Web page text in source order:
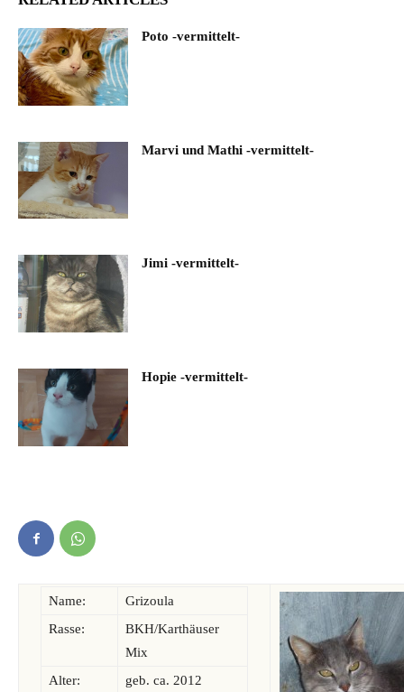
Poto -vermittelt-
Marvi und Mathi -vermittelt-
Jimi -vermittelt-
Hopie -vermittelt-